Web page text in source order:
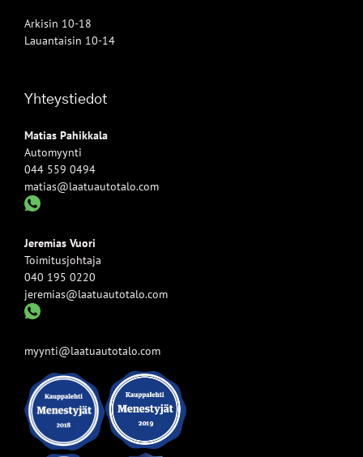
Arkisin 10-18
Lauantaisin 10-14
Yhteystiedot
Matias Pahikkala
Automyynti
044 559 0494
matias@laatuautotalo.com
Jeremias Vuori
Toimitusjohtaja
040 195 0220
jeremias@laatuautotalo.com
myynti@laatuautotalo.com